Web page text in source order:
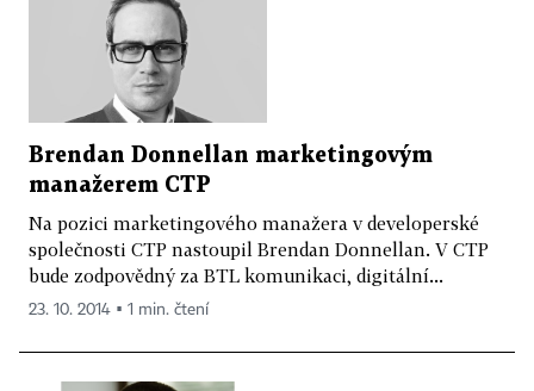
Brendan Donnellan marketingovým
manažerem CTP
Na pozici marketingového manažera v developerské
společnosti CTP nastoupil Brendan Donnellan. V CTP
bude zodpovědný za BTL komunikaci, digitální...
23. 10. 2014 ▪ 1 min. čtení